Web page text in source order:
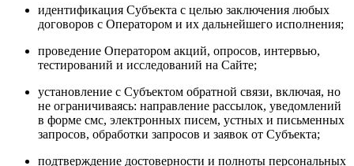
идентификация Субъекта с целью заключения любых
договоров с Оператором и их дальнейшего исполнения;
проведение Оператором акций, опросов, интервью,
тестирований и исследований на Сайте;
установление с Субъектом обратной связи, включая, но
не ограничиваясь: направление рассылок, уведомлений
в форме смс, электронных писем, устных и письменных
запросов, обработки запросов и заявок от Субъекта;
подтверждение достоверности и полноты персональных